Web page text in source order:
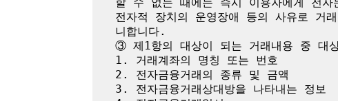
전자적 장치의 운영장애 등의 사유로 거
니합니다.
③ 제1항의 대상이 되는 거래내용 중 대
1. 거래계좌의 명칭 또는 번호
2. 전자금융거래의 종류 및 금액
3. 전자금융거래상대방을 나타내는 정보